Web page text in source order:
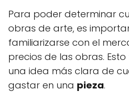
Para poder determinar
obras de arte, es
familiarizarse con el
precios de las obras.
una idea más clara de
gastar en una pieza.